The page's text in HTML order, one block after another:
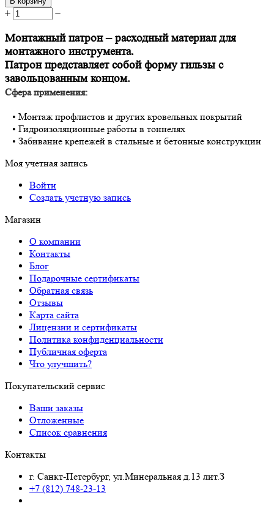
+ −
Монтажный патрон – расходный материал для
монтажного инструмента.
Патрон представляет собой форму гильзы с
завольцованным концом.
Сфера применения:
• Монтаж профлистов и других кровельных покрытий
• Гидроизоляционные работы в тоннелях
• Забивание крепежей в стальные и бетонные конструкции
Моя учетная запись
Войти
Создать учетную запись
Магазин
О компании
Контакты
Блог
Подарочные сертификаты
Обратная связь
Отзывы
Карта сайта
Лицензии и сертификаты
Политика конфиденциальности
Публичная оферта
Что улучшить?
Покупательский сервис
Ваши заказы
Отложенные
Список сравнения
Контакты
г. Санкт-Петербург, ул.Минеральная д.13 лит.З
+7 (812) 748-23-13